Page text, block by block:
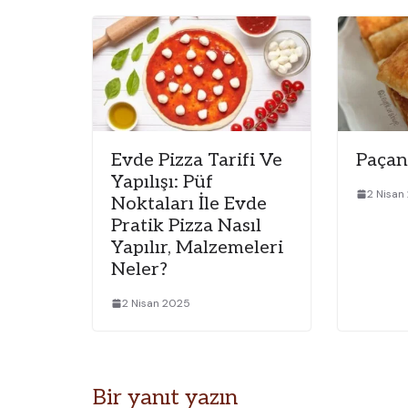
Evde Pizza Tarifi Ve
Yapılışı: Püf
Noktaları İle Evde
Pratik Pizza Nasıl
Yapılır, Malzemeleri
Neler?
2 Nisan 2025
2
Bir yanıt yazın